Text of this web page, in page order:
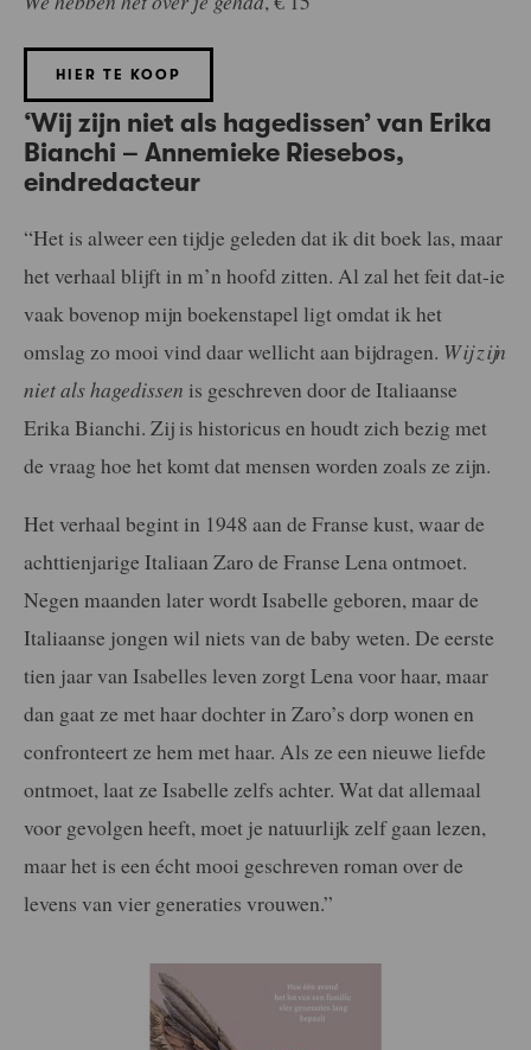
HIER TE KOOP
‘Wij zijn niet als hagedissen’ van Erika
Bianchi – Annemieke Riesebos,
eindredacteur
“Het is alweer een tijdje geleden dat ik dit boek las, maar
het verhaal blijft in m’n hoofd zitten. Al zal het feit dat-ie
vaak bovenop mijn boekenstapel ligt omdat ik het
omslag zo mooi vind daar wellicht aan bijdragen. Wij zijn
niet als hagedissen is geschreven door de Italiaanse
Erika Bianchi. Zij is historicus en houdt zich bezig met
de vraag hoe het komt dat mensen worden zoals ze zijn.
Het verhaal begint in 1948 aan de Franse kust, waar de
achttienjarige Italiaan Zaro de Franse Lena ontmoet.
Negen maanden later wordt Isabelle geboren, maar de
Italiaanse jongen wil niets van de baby weten. De eerste
tien jaar van Isabelles leven zorgt Lena voor haar, maar
dan gaat ze met haar dochter in Zaro’s dorp wonen en
confronteert ze hem met haar. Als ze een nieuwe liefde
ontmoet, laat ze Isabelle zelfs achter. Wat dat allemaal
voor gevolgen heeft, moet je natuurlijk zelf gaan lezen,
maar het is een écht mooi geschreven roman over de
levens van vier generaties vrouwen.”